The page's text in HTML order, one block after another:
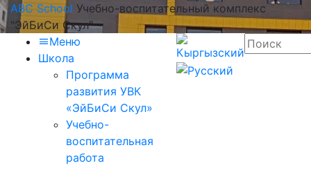
ABC School Учебно-воспитательный комплекс
"ЭйБиСи Скул"
Меню
Школа
Программа
развития УВК
«ЭйБиСи Скул»
Учебно-
воспитательная
работа